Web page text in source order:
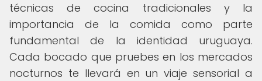
técnicas de cocina tradicionales y la
importancia de la comida como parte
fundamental de la identidad uruguaya.
Cada bocado que pruebes en los mercados
nocturnos te llevará en un viaje sensorial a